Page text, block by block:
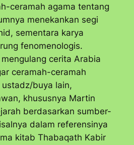
ceramah agama tentang
menekankan segi
sementara karya
fenomenologis.
cerita Arabia
ceramah-ceramah
buya lain,
khususnya Martin
berdasarkan sumber-
dalam referensinya
kitab Thabaqath Kabir